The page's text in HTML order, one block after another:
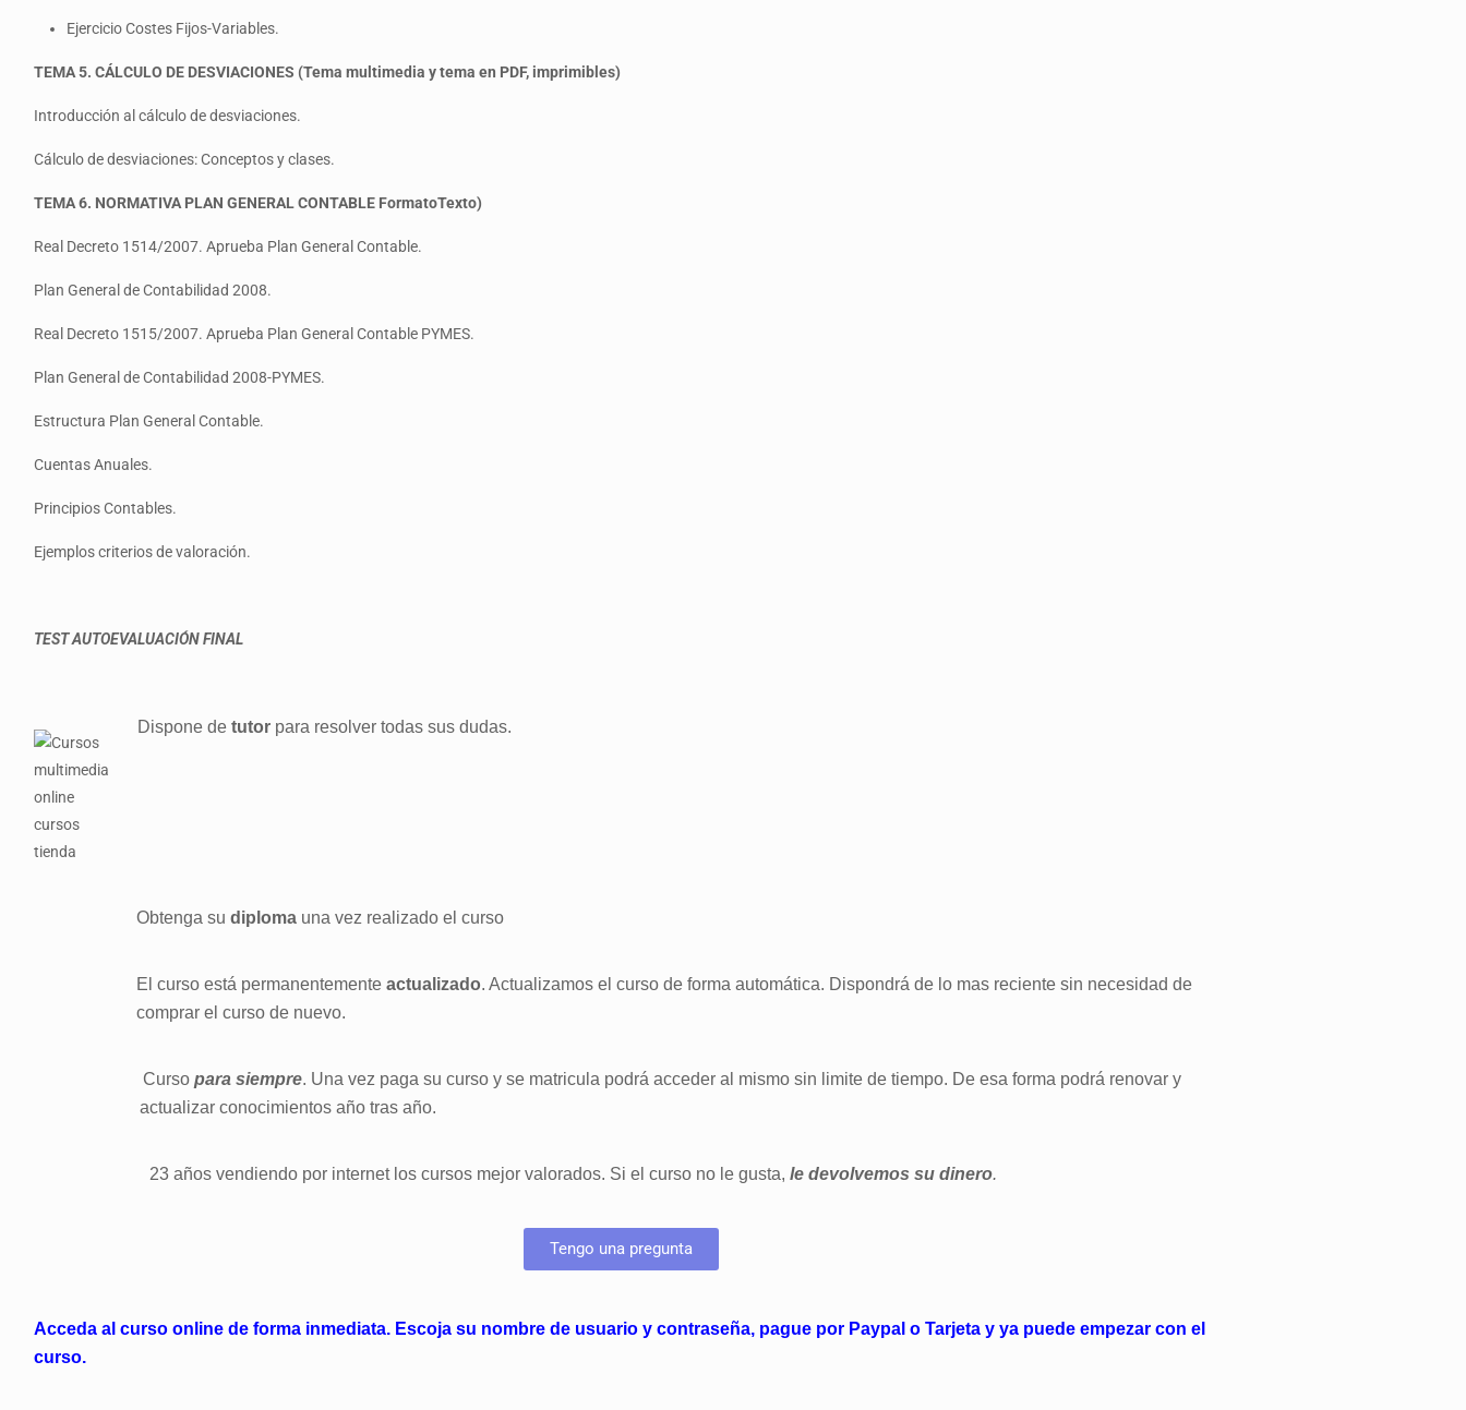
Ejercicio Costes Fijos-Variables.
TEMA 5. CÁLCULO DE DESVIACIONES (Tema multimedia y tema en PDF, imprimibles)
Introducción al cálculo de desviaciones.
Cálculo de desviaciones: Conceptos y clases.
TEMA 6. NORMATIVA PLAN GENERAL CONTABLE FormatoTexto)
Real Decreto 1514/2007. Aprueba Plan General Contable.
Plan General de Contabilidad 2008.
Real Decreto 1515/2007. Aprueba Plan General Contable PYMES.
Plan General de Contabilidad 2008-PYMES.
Estructura Plan General Contable.
Cuentas Anuales.
Principios Contables.
Ejemplos criterios de valoración.
TEST AUTOEVALUACIÓN FINAL
Dispone detutor para resolver todas sus dudas.
Obtenga sudiploma una vez realizado el curso
El curso está permanentementeactualizado. Actualizamos el curso de forma automática. Dispondrá de lo mas reciente sin necesidad de
comprar el curso de nuevo.
Cursopara siempre. Una vez paga su curso y se matricula podrá acceder al mismo sin limite de tiempo. De esa forma podrá renovar y
actualizar conocimientos año tras año.
23 años vendiendo por internet los cursos mejor valorados. Si el curso no le gusta,le devolvemos su dinero.
Tengo una pregunta
Acceda al curso online de forma inmediata. Escoja su nombre de usuario y contraseña, pague por Paypal o Tarjeta y ya puede empezar con el
curso.